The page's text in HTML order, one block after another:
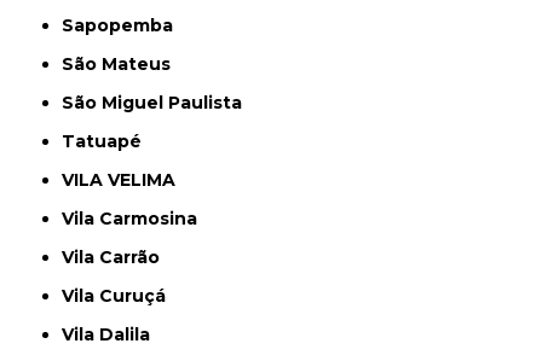
Sapopemba
São Mateus
São Miguel Paulista
Tatuapé
VILA VELIMA
Vila Carmosina
Vila Carrão
Vila Curuçá
Vila Dalila